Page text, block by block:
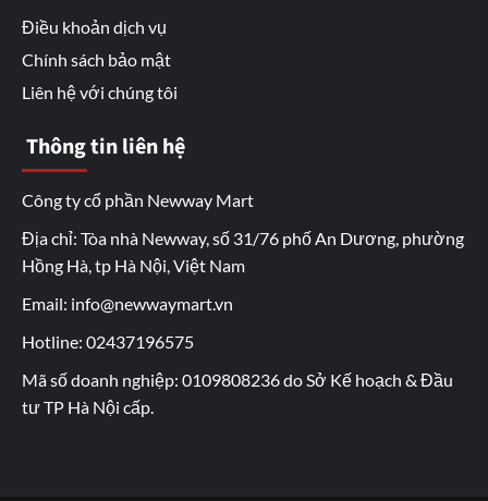
Điều khoản dịch vụ
Chính sách bảo mật
Liên hệ với chúng tôi
Thông tin liên hệ
Công ty cổ phần Newway Mart
Địa chỉ: Tòa nhà Newway, số 31/76 phố An Dương, phường
Hồng Hà, tp Hà Nội, Việt Nam
Email: info@newwaymart.vn
Hotline: 02437196575
Mã số doanh nghiệp: 0109808236 do Sở Kế hoạch & Đầu
tư TP Hà Nội cấp.